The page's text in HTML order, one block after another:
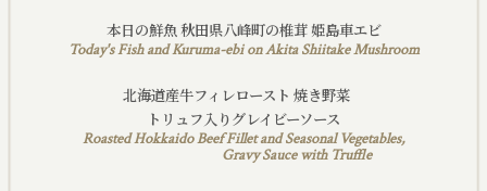
本日の鮮魚 秋田県八峰町の椎茸 姫島車エビ
Today's Fish and Kuruma-ebi on Akita Shiitake Mushroom
北海道産牛フィレロースト 焼き野菜
トリュフ入りグレイビーソース
Roasted Hokkaido Beef Fillet and Seasonal Vegetables,
Gravy Sauce with Truffle